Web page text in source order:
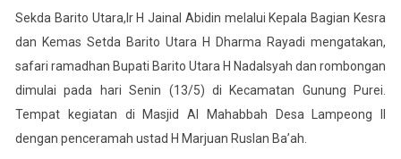
Sekda Barito Utara,Ir H Jainal Abidin melalui Kepala Bagian Kesra
dan Kemas Setda Barito Utara H Dharma Rayadi mengatakan,
safari ramadhan Bupati Barito Utara H Nadalsyah dan rombongan
dimulai pada hari Senin (13/5) di Kecamatan Gunung Purei.
Tempat kegiatan di Masjid Al Mahabbah Desa Lampeong II
dengan penceramah ustad H Marjuan Ruslan Ba’ah.